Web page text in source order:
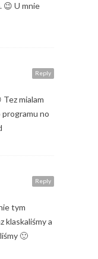
😉 U mnie
Reply
mialam
no
Reply
tym
klaskaliśmy a
🙂